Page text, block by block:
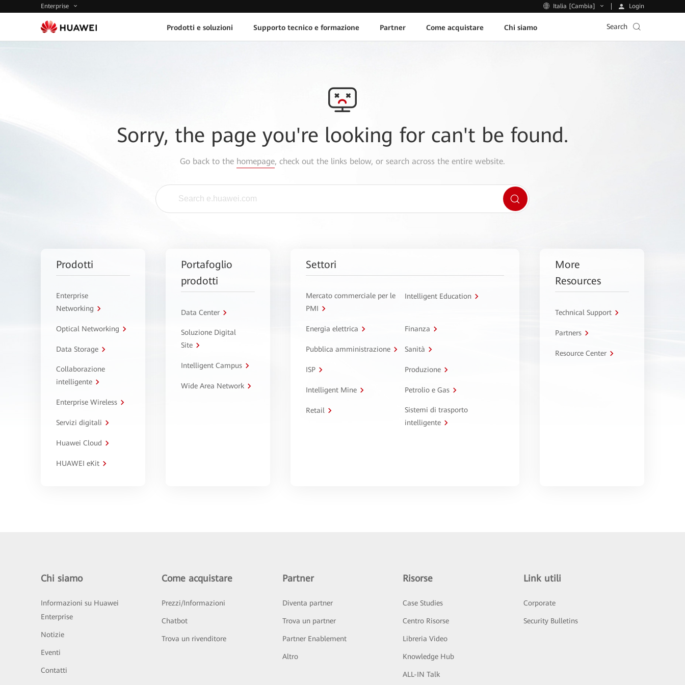
Enterprise Italia [Cambia] Login
Prodotti e soluzioni Supporto tecnico e formazione Partner Come acquistare Chi siamo Search
Sorry, the page you're looking for can't be found.
Go back to the homepage, check out the links below, or search across the entire website.
Prodotti
Enterprise
Networking
Optical Networking
Data Storage
Collaborazione
intelligente
Enterprise Wireless
Servizi digitali
Huawei Cloud
HUAWEI eKit
Portafoglio
prodotti
Data Center
Soluzione Digital
Site
Intelligent Campus
Wide Area Network
Settori
Mercato commerciale per le
PMI
Intelligent Education
Energia elettrica Finanza
Pubblica amministrazione Sanità
ISP Produzione
Intelligent Mine Petrolio e Gas
Retail
Sistemi di trasporto
intelligente
More
Resources
Technical Support
Partners
Resource Center
Chi siamo
Informazioni su Huawei
Enterprise
Notizie
Eventi
Contatti
Come acquistare
Prezzi/Informazioni
Chatbot
Trova un rivenditore
Partner
Diventa partner
Trova un partner
Partner Enablement
Altro
Risorse
Case Studies
Centro Risorse
Libreria Video
Knowledge Hub
ALL-IN Talk
Link utili
Corporate
Security Bulletins